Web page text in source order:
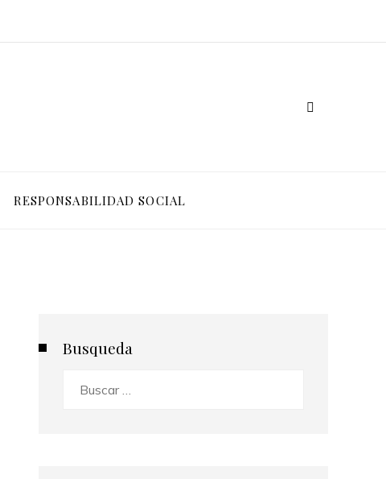
RESPONSABILIDAD SOCIAL
Busqueda